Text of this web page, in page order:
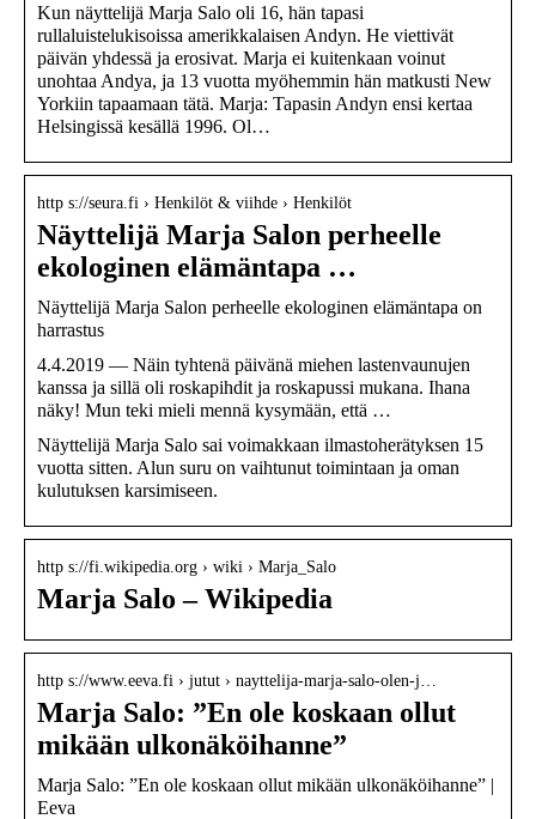
Kun näyttelijä Marja Salo oli 16, hän tapasi
rullaluistelukisoissa amerikkalaisen Andyn. He viettivät
päivän yhdessä ja erosivat. Marja ei kuitenkaan voinut
unohtaa Andya, ja 13 vuotta myöhemmin hän matkusti New
Yorkiin tapaamaan tätä. Marja: Tapasin Andyn ensi kertaa
Helsingissä kesällä 1996. Ol…
http s://seura.fi › Henkilöt & viihde › Henkilöt
Näyttelijä Marja Salon perheelle
ekologinen elämäntapa …
Näyttelijä Marja Salon perheelle ekologinen elämäntapa on
harrastus
4.4.2019 — Näin tyhtenä päivänä miehen lastenvaunujen
kanssa ja sillä oli roskapihdit ja roskapussi mukana. Ihana
näky! Mun teki mieli mennä kysymään, että …
Näyttelijä Marja Salo sai voimakkaan ilmastoherätyksen 15
vuotta sitten. Alun suru on vaihtunut toimintaan ja oman
kulutuksen karsimiseen.
http s://fi.wikipedia.org › wiki › Marja_Salo
Marja Salo – Wikipedia
http s://www.eeva.fi › jutut › nayttelija-marja-salo-olen-j…
Marja Salo: ”En ole koskaan ollut
mikään ulkonäköihanne”
Marja Salo: ”En ole koskaan ollut mikään ulkonäköihanne” |
Eeva